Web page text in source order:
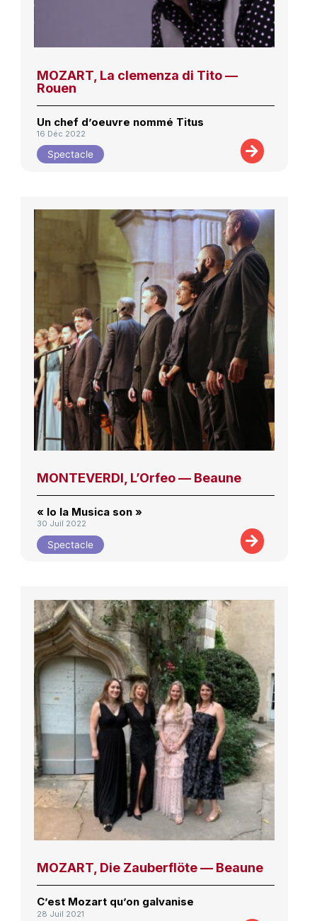
MOZART, La clemenza di Tito —
Rouen
Un chef d’oeuvre nommé Titus
16 Déc 2022
Spectacle
MONTEVERDI, L’Orfeo — Beaune
« Io la Musica son »
30 Juil 2022
Spectacle
MOZART, Die Zauberflöte — Beaune
C’est Mozart qu’on galvanise
28 Juil 2021